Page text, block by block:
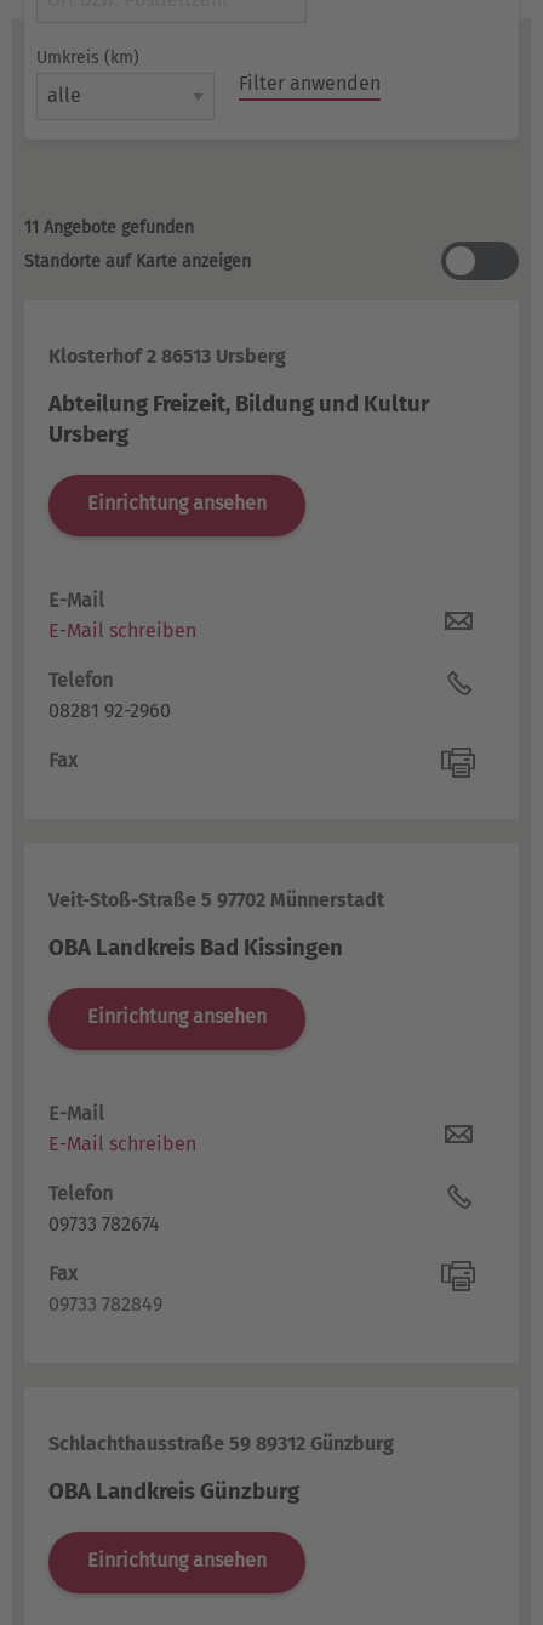
Umkreis (km)
Filter anwenden
11 Angebote gefunden
Standorte auf Karte anzeigen
Klosterhof 2 86513 Ursberg
Abteilung Freizeit, Bildung und Kultur
Ursberg
Einrichtung ansehen
E-Mail
E-Mail schreiben
Telefon
08281 92-2960
Fax
Veit-Stoß-Straße 5 97702 Münnerstadt
OBA Landkreis Bad Kissingen
Einrichtung ansehen
E-Mail
E-Mail schreiben
Telefon
09733 782674
Fax
09733 782849
Schlachthausstraße 59 89312 Günzburg
OBA Landkreis Günzburg
Einrichtung ansehen